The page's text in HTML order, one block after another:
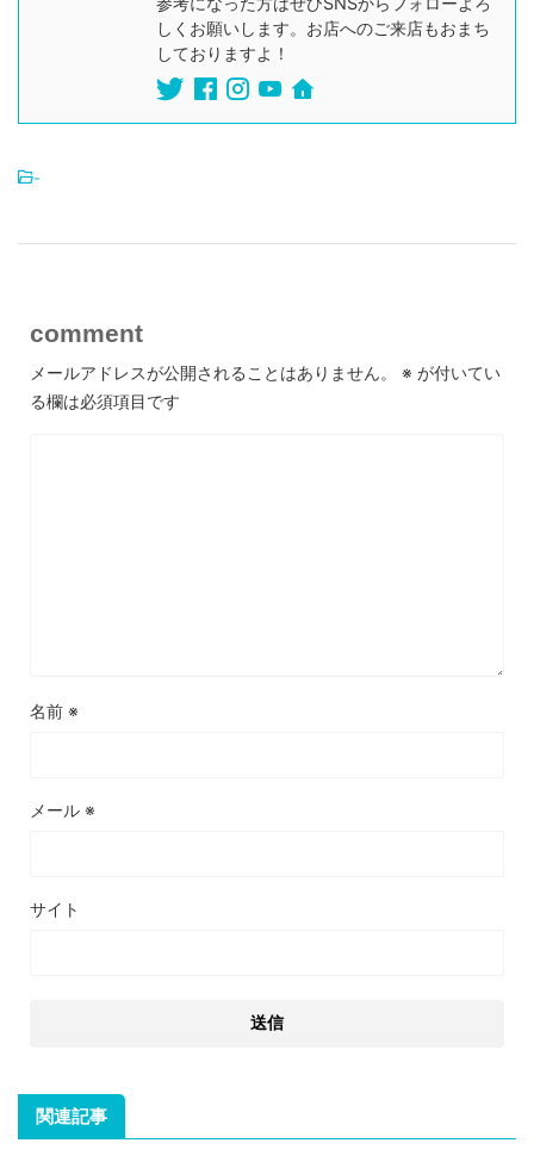
しくお願いします。お店へのご来店もおまち
しておりますよ！
-
comment
メールアドレスが公開されることはありません。 ※ が付いてい
る欄は必須項目です
名前 ※
メール ※
サイト
関連記事